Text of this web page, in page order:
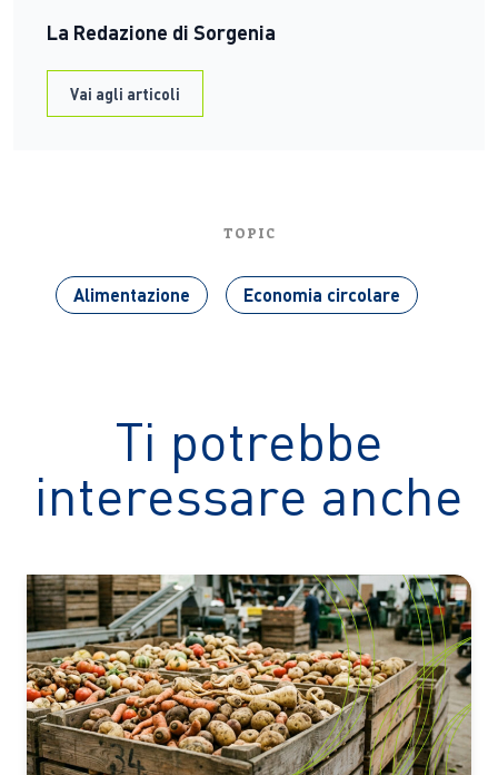
La Redazione di Sorgenia
Vai agli articoli
TOPIC
Alimentazione Economia circolare
Ti potrebbe
interessare anche